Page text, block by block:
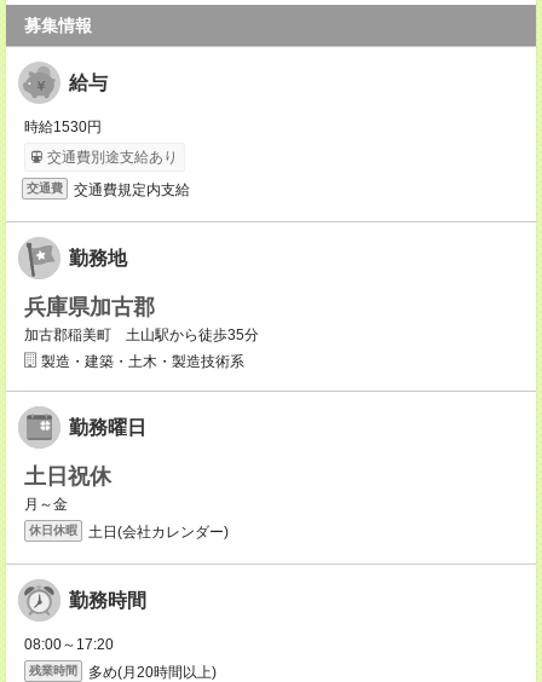
募集情報
給与
時給1530円
交通費別途支給あり
交通費 交通費規定内支給
勤務地
兵庫県加古郡
加古郡稲美町 土山駅から徒歩35分
製造・建築・土木・製造技術系
勤務曜日
土日祝休
月～金
休日休暇 土日(会社カレンダー)
勤務時間
08:00～17:20
残業時間 多め(月20時間以上)